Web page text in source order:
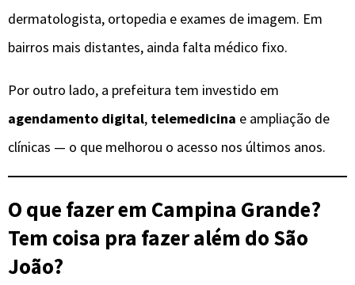
dermatologista, ortopedia e exames de imagem. Em
bairros mais distantes, ainda falta médico fixo.
Por outro lado, a prefeitura tem investido em
agendamento digital, telemedicina e ampliação de
clínicas — o que melhorou o acesso nos últimos anos.
O que fazer em Campina Grande?
Tem coisa pra fazer além do São
João?